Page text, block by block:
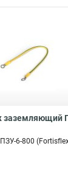
заземляющий
6-800